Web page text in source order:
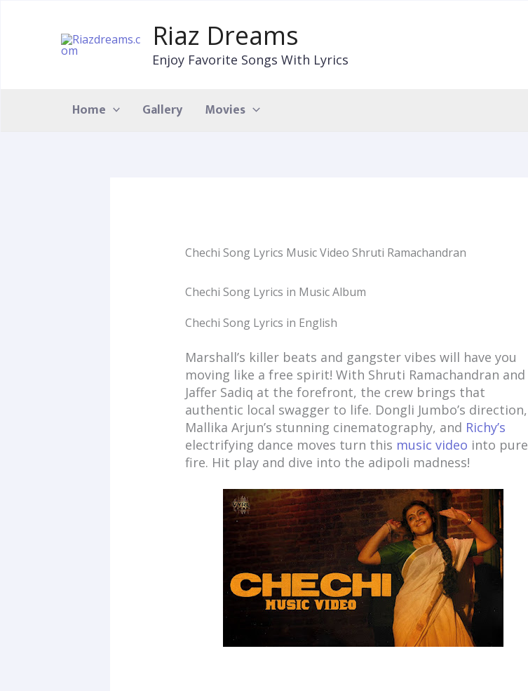
Riaz Dreams
Enjoy Favorite Songs With Lyrics
Home Gallery Movies
Chechi Song Lyrics Music Video Shruti Ramachandran
Chechi Song Lyrics in Music Album
Chechi Song Lyrics in English
Marshall’s killer beats and gangster vibes will have you
moving like a free spirit! With Shruti Ramachandran and
Jaffer Sadiq at the forefront, the crew brings that
authentic local swagger to life. Dongli Jumbo’s direction,
Mallika Arjun’s stunning cinematography, and Richy’s
electrifying dance moves turn this music video into pure
fire. Hit play and dive into the adipoli madness!